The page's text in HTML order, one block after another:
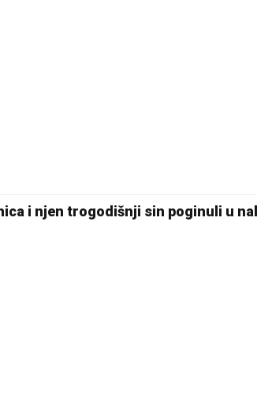
i njen trogodišnji sin poginuli u